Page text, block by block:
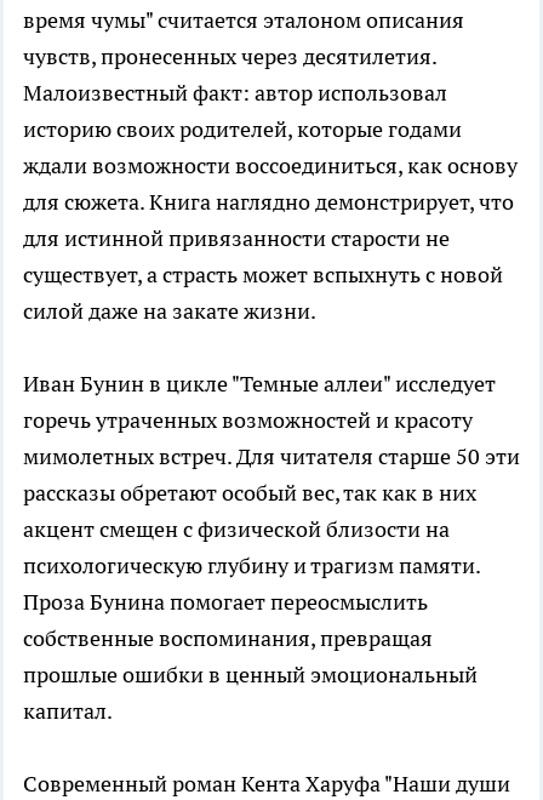
время чумы" считается эталоном описания
чувств, пронесенных через десятилетия.
Малоизвестный факт: автор использовал
историю своих родителей, которые годами
ждали возможности воссоединиться, как основу
для сюжета. Книга наглядно демонстрирует, что
для истинной привязанности старости не
существует, а страсть может вспыхнуть с новой
силой даже на закате жизни.
Иван Бунин в цикле "Темные аллеи" исследует
горечь утраченных возможностей и красоту
мимолетных встреч. Для читателя старше 50 эти
рассказы обретают особый вес, так как в них
акцент смещен с физической близости на
психологическую глубину и трагизм памяти.
Проза Бунина помогает переосмыслить
собственные воспоминания, превращая
прошлые ошибки в ценный эмоциональный
капитал.
Современный роман Кента Харуфа "Наши души